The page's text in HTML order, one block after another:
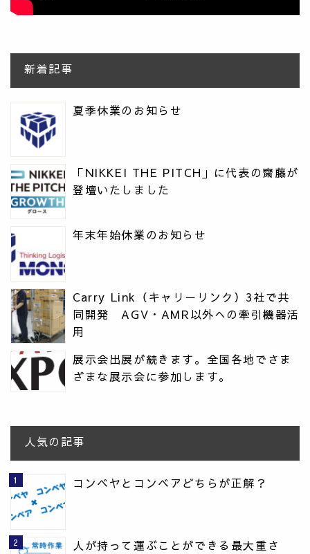
新着記事
夏季休業のお知らせ
「NIKKEI THE PITCH」に代表の齋藤が
登壇いたしました
年末年始休業のお知らせ
Carry Link（キャリーリンク）3社で共
同開発 AGV・AMR以外への牽引機器活
用
展示会出展が続きます。全国各地でさま
ざまな展示会に参加します。
人気の記事
コンベヤとコンベアどちらが正解？
人が持って運ぶことができる最大重さ